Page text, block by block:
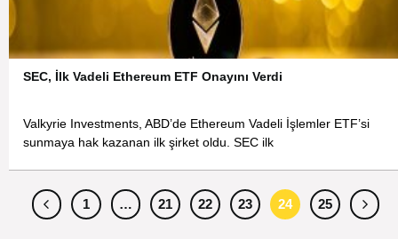
SEC, İlk Vadeli Ethereum ETF Onayını Verdi
Valkyrie Investments, ABD’de Ethereum Vadeli İşlemler ETF’si
sunmaya hak kazanan ilk şirket oldu. SEC ilk
1 … 21 22 23 24 25